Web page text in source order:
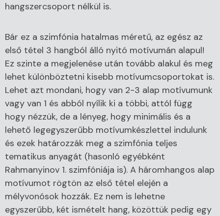
hangszercsoport nélkül is.
Bár ez a szimfónia hatalmas méretű, az egész az
első tétel 3 hangból álló nyitó motívumán alapul!
Ez szinte a megjelenése után tovább alakul és meg
lehet különböztetni kisebb motívumcsoportokat is.
Lehet azt mondani, hogy van 2-3 alap motívumunk
vagy van 1 és abból nyílik ki a többi, attól függ
hogy nézzük, de a lényeg, hogy minimális és a
lehető legegyszerűbb motívumkészlettel indulunk
és ezek határozzák meg a szimfónia teljes
tematikus anyagát (hasonló egyébként
Rahmanyinov 1. szimfóniája is). A háromhangos alap
motívumot rögtön az első tétel elején a
mélyvonósok hozzák. Ez nem is lehetne
egyszerűbb, két ismételt hang, közöttük pedig egy